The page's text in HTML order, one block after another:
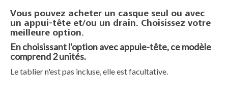
Vous pouvez acheter un casque seul ou avec
un appui-tête et/ou un drain. Choisissez votre
meilleure option.
En choisissant l'option avec appuie-tête, ce modèle
comprend 2 unités.
Le tablier n'est pas incluse, elle est facultative.